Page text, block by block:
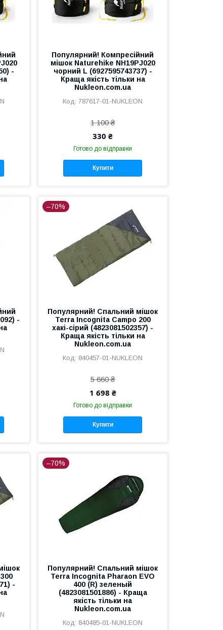
-
Популярний! Компресійний
мішок Naturehike NH19PJ020
чорний L (6927595743737) -
Краща якість тільки на
Nukleon.com.ua
787617-01-NUKLEON
1 100 ₴
330 ₴
Готово до відправки
Купити
-
–70%
Популярний! Спальний мішок
Terra Incognita Campo 200
хакі-сірий (4823081502357) -
Краща якість тільки на
Nukleon.com.ua
840457-01-NUKLEON
5 660 ₴
1 698 ₴
Готово до відправки
Купити
-
–70%
Популярний! Спальний мішок
Terra Incognita Pharaon EVO
400 (R) зеленый
(4823081501886) - Краща
якість тільки на
Nukleon.com.ua
840485-01-NUKLEON